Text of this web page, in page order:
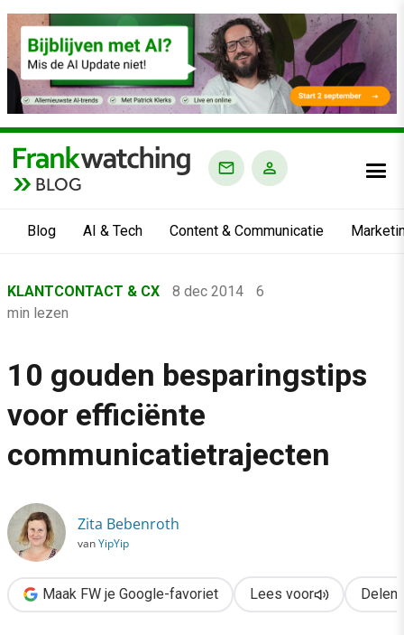
BLOG
Blog AI & Tech Content & Communicatie
›
Klantcontact & CX
›
10 gouden besparingstips voor efficiënte
KLANTCONTACT & CX 8 dec 2014
6
min lezen
10 gouden besparingstips
voor efficiënte
communicatietrajecten
Zita Bebenroth
vanYipYip
Maak FW je Google-favoriet Lees voor Delen